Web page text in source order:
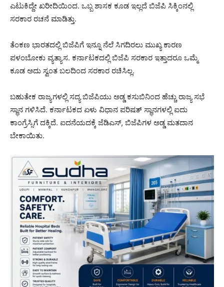
ಎಟುಕಿದ್ದೇ ಖರೀದಿಯಿಂದ. ಒಬ್ಬ ಶಾಸಕ ಕೂಡ ಇಲ್ಲದೆ ಬಿಜೆಪಿ ಸಿಕ್ಕಿಂನಲ್ಲಿ
ಸರಕಾರ ರಚನೆ ಮಾಡಿತ್ತು.
ತೆಂಕಣ ಭಾರತದಲ್ಲಿ ಬಿಜೆಪಿಗೆ ಇನ್ನೂ ನೆಲೆ ಸಿಗದಿರಲು ಮುಖ್ಯ ಕಾರಣ
ಪಳಂಬೋಕು ವ್ಯತ್ಯಾಸ. ಕರ್ನಾಟಕದಲ್ಲಿ ಬಿಜೆಪಿ ಸರಕಾರ ಇತ್ತಾದರೂ ಒಮ್ಮೆ
ಕೂಡ ಅದು ಸ್ವಂತ ಬಲದಿಂದ ಸರಕಾರ ರಚಿಸಿಲ್ಲ.
ಬಹುತೇಕ ರಾಜ್ಯಗಳಲ್ಲಿ ಸದ್ಯ ಬಿಜೆಪಿಯು ಅಡ್ಡ ಕಸುಬಿನಿಂದ ಹೆಚ್ಚು ರಾಜ್ಯ ಸಭೆ
ಸ್ಥಾನ ಗಳಿಸಿದೆ. ಕರ್ನಾಟಕದ ಏಳು ವಿಧಾನ ಪರಿಷತ್ ಸ್ಥಾನಗಳಲ್ಲಿ ಐದು
ಕಾಂಗ್ರೆಸ್ಸಿಗೆ ದಕ್ಕಿದೆ. ಐದನೆಯದಕ್ಕೆ ಜೆಡಿಎಸ್, ಬಿಜೆಪಿಗಳ ಅಡ್ಡ ಮತದಾನ
ಬೇಕಾಯಿತು.